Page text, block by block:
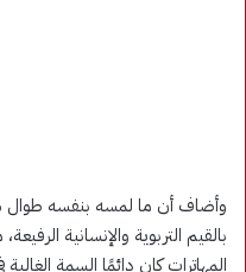
وأضاف أن ما لمسه بنفسه طوال
بالقيم التربوية والإنسانية
المهاترات كان دائمًا السمة